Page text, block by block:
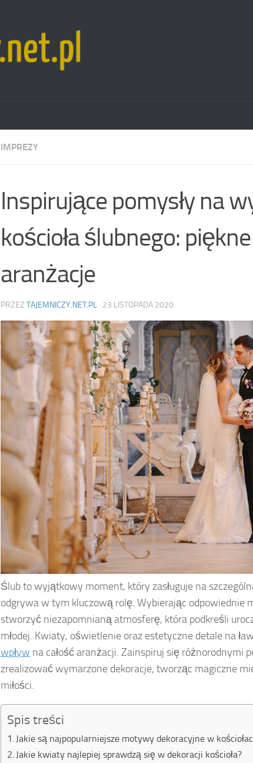
IMPREZY
Inspirujące pomysły na
kościoła ślubnego:
aranżacje
PRZEZ TAJEMNICZY.NET.PL · 23 LISTOPADA 2020
Ślub to wyjątkowy moment, który zasługuje na
odgrywa w tym kluczową rolę. Wybierając odpowiednie
stworzyć niezapomnianą atmosferę, która podkreśli
młodej. Kwiaty, oświetlenie oraz estetyczne detale na
wpływ na całość aranżacji. Zainspiruj się różnorodnymi
zrealizować wymarzone dekoracje, tworząc magiczne
miłości.
Spis treści
Jakie są najpopularniejsze motywy dekoracyjne w
Jakie kwiaty najlepiej sprawdzą się w dekoracji kościoła?